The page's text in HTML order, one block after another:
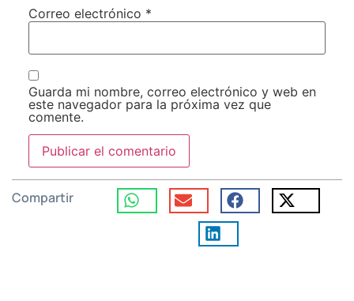
Correo electrónico *
Guarda mi nombre, correo electrónico y web en
este navegador para la próxima vez que
comente.
Compartir